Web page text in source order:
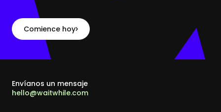
Comience hoy
Envíanos un mensaje
hello@waitwhile.com